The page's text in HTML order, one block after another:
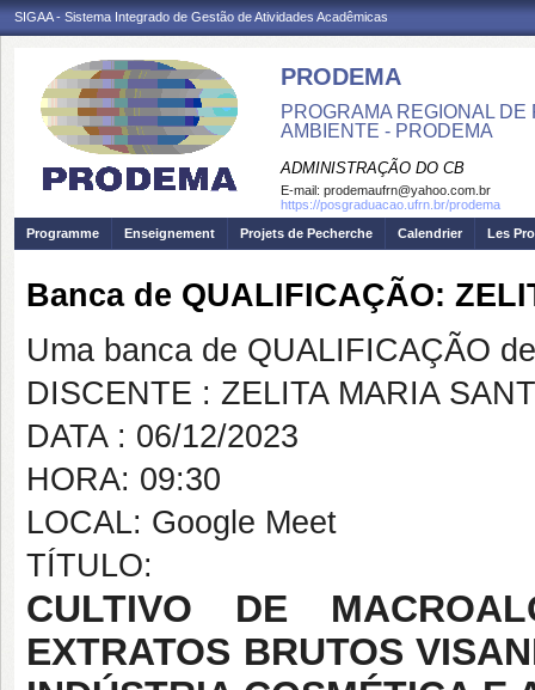
SIGAA - Sistema Integrado de Gestão de Atividades Acadêmicas
PRODEMA
PROGRAMA REGIONAL
AMBIENTE - PRODEMA
ADMINISTRAÇÃO DO CB
E-mail: prodemaufrn@yahoo.com.br
https://posgraduacao.ufrn.br/prodema
Programme
Enseignement Projets de Pecherche Calendrier Les
Banca de QUALIFICAÇÃO:
Uma banca de QUALIFICAÇÃO
DISCENTE : ZELITA MARIA
DATA : 06/12/2023
HORA: 09:30
LOCAL: Google Meet
TÍTULO:
CULTIVO DE
EXTRATOS BRUTOS